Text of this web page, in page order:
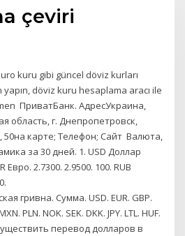
çeviri
kuru gibi güncel döviz kurları
döviz kuru hesaplama aracı ile
ПриватБанк. АдресУкраина,
область, г. Днепропетровск,
карте; Телефон; Cайт Валюта,
за 30 дней. 1. USD Доллар
Евро. 2.7300. 2.9500. 100. RUB
гривна. Сумма. USD. EUR. GBP.
PLN. NOK. SEK. DKK. JPY. LTL. HUF.
перевод долларов в